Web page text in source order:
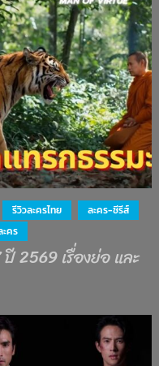
รีวิวละครไทย
ละคร-ซีรีส์
ะคร
2569 เรื่องย่อ และ